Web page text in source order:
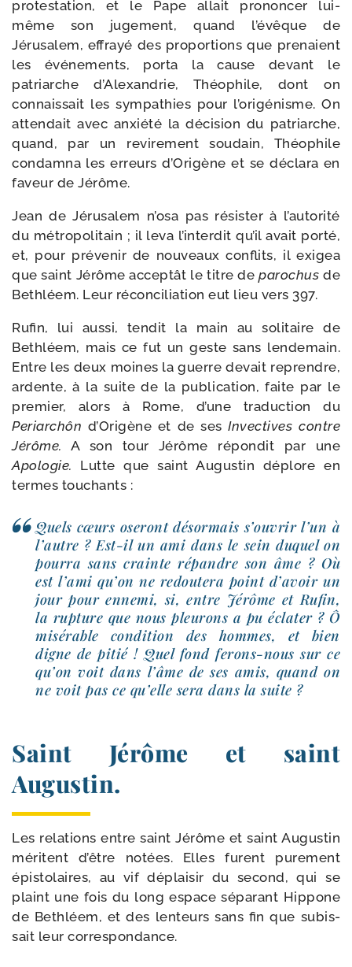
pro­tes­ta­tion, et le Pape allait pro­non­cer lui-​
même son juge­ment, quand l’évêque de
Jérusalem, effrayé des pro­por­tions que pre­naient
les évé­ne­ments, por­ta la cause devant le
patriarche d’Alexandrie, Théophile, dont on
connais­sait les sym­pa­thies pour l’origénisme. On
atten­dait avec anxié­té la déci­sion du patriarche,
quand, par un revi­re­ment sou­dain, Théophile
condam­na les erreurs d’Origène et se décla­ra en
faveur de Jérôme.
Jean de Jérusalem n’osa pas résis­ter à l’autorité
du métro­po­li­tain ; il leva l’interdit qu’il avait por­té,
et, pour pré­ve­nir de nou­veaux conflits, il exi­gea
que saint Jérôme accep­tât le titre deparo­chus de
Bethléem. Leur récon­ci­lia­tion eut lieu vers 397.
Rufin, lui aus­si, ten­dit la main au soli­taire de
Bethléem, mais ce fut un geste sans len­de­main.
Entre les deux moines la guerre devait reprendre,
ardente, à la suite de la publi­ca­tion, faite par le
pre­mier, alors à Rome, d’une tra­duc­tion du
Periarchôn d’Origène et de sesInvectives contre
Jérôme. A son tour Jérôme répon­dit par une
Apologie. Lutte que saint Augustin déplore en
termes touchants :
Quels cœurs ose­ront désor­mais s’ouvrir l’un à
l’autre ? Est-​il un ami dans le sein duquel on
pour­ra sans crainte répandre son âme ? Où
est l’ami qu’on ne redou­te­ra point d’avoir un
jour pour enne­mi, si, entre Jérôme et Rufin,
la rup­ture que nous pleu­rons a pu écla­ter ? Ô
misé­rable condi­tion des hommes, et bien
digne de pitié ! Quel fond ferons-​nous sur ce
qu’on voit dans l’âme de ses amis, quand on
ne voit pas ce qu’elle sera dans la suite ?
Saint Jérôme et saint
Augustin.
Les rela­tions entre saint Jérôme et saint Augustin
méritent d’être notées. Elles furent pure­ment
épis­to­laires, au vif déplai­sir du second, qui se
plaint une fois du long espace sépa­rant Hippone
de Bethléem, et des len­teurs sans fin que subis­
sait leur correspondance.